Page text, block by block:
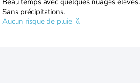
Beau temps avec quelques nuages élevés.
Sans précipitations.
Aucun risque de pluie